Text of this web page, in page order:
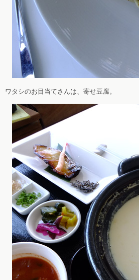
ワタシのお目当てさんは、寄せ豆腐。